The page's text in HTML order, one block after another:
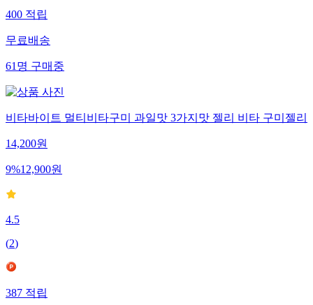
400 적립
무료배송
61 명 구매중
비타바이트 멀티비타구미 과일맛 3가지맛 젤리 비타 구미젤리
14,200원
9%12,900원
4.5
(2)
387 적립